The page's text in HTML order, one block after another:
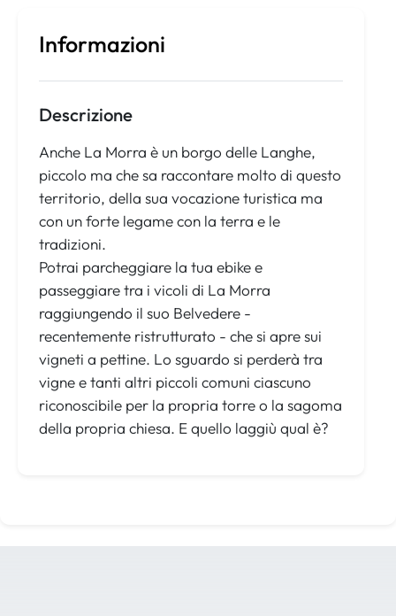
Informazioni
Descrizione
Anche La Morra è un borgo delle Langhe,
piccolo ma che sa raccontare molto di questo
territorio, della sua vocazione turistica ma
con un forte legame con la terra e le
tradizioni.
Potrai parcheggiare la tua ebike e
passeggiare tra i vicoli di La Morra
raggiungendo il suo Belvedere -
recentemente ristrutturato - che si apre sui
vigneti a pettine. Lo sguardo si perderà tra
vigne e tanti altri piccoli comuni ciascuno
riconoscibile per la propria torre o la sagoma
della propria chiesa. E quello laggiù qual è?